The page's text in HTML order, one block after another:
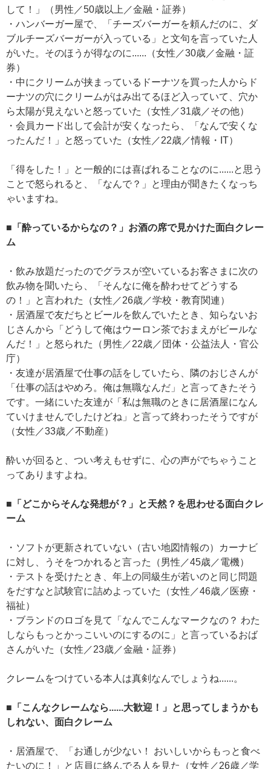
して！」（男性／50歳以上／金融・証券）
・ハンバーガー屋で、「チーズバーガーを頼んだのに、ダ
ブルチーズバーガーが入っている」と文句を言っていた人
がいた。そのほうが得なのに......（女性／30歳／金融・証
券）
・中にクリームが挟まっているドーナツを買った人からド
ーナツの穴にクリームがはみ出てるほど入っていて、穴か
ら太陽が見えないと怒っていた（女性／31歳／その他）
・会員カード出して会計が安くなったら、「なんで安くな
ったんだ！」と怒っていた（女性／22歳／情報・IT）
「得をした！」と一般的には喜ばれることなのに......と思う
ことで怒られると、「なんで？」と理由が聞きたくなっち
ゃいますね。
■「酔っているからなの？」お酒の席で見かけた面白クレー
ム
・飲み放題だったのでグラスが空いているお客さまに次の
飲み物を聞いたら、「そんなに俺を酔わせてどうする
の！」と言われた（女性／26歳／学校・教育関連）
・居酒屋で友だちとビールを飲んでいたとき、知らないお
じさんから「どうして俺はウーロン茶でおまえがビールな
んだ！」と怒られた（男性／22歳／団体・公益法人・官公
庁）
・友達が居酒屋で仕事の話をしていたら、隣のおじさんが
「仕事の話はやめろ。俺は無職なんだ」と言ってきたそう
です。一緒にいた友達が「私は無職のときに居酒屋になん
ていけませんでしたけどね」と言って終わったそうですが
（女性／33歳／不動産）
酔いが回ると、つい考えもせずに、心の声がでちゃうこと
ってありますよね。
■「どこからそんな発想が？」と天然？を思わせる面白クレ
ーム
・ソフトが更新されていない（古い地図情報の）カーナビ
に対し、うそをつかれると言った（男性／45歳／電機）
・テストを受けたとき、年上の同級生が若いのと同じ問題
をだすなと試験官に詰めよっていた（女性／46歳／医療・
福祉）
・ブランドのロゴを見て「なんでこんなマークなの？ わた
しならもっとかっこいいのにするのに」と言っているおば
さんがいた（女性／23歳／金融・証券）
クレームをつけている本人は真剣なんでしょうね......。
■「こんなクレームなら......大歓迎！」と思ってしまうかも
しれない、面白クレーム
・居酒屋で、「お通しが少ない！ おいしいからもっと食べ
たいのに！」と店員に絡んでる人を見た（女性／26歳／学